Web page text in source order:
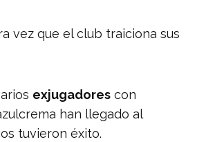
vez que el club traiciona sus
exjugadores con
han llegado al
tuvieron éxito.